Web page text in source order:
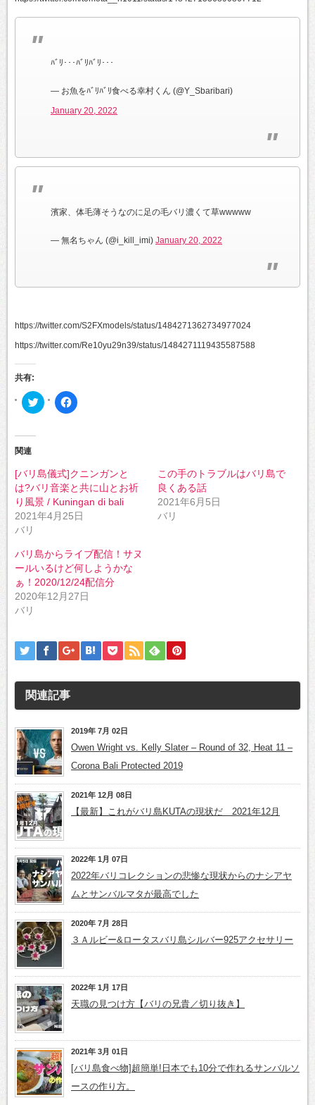
ﾊﾞﾘ･･･ﾊﾞﾘﾊﾞﾘ･･･
— お魚をﾊﾞﾘﾊﾞﾘ食べる幸村くん (@Y_Sbaribari)
January 20, 2022
濱家、体毛薄そうなのに足の毛バリ濃くて草wwwww
— 無名ちゃん (@i_kill_imi) January 20, 2022
https://twitter.com/S2FXmodels/status/1484271362734977024
https://twitter.com/Re10yu29n39/status/1484271119435587588
共有:
ク
リ
共
有
(新
し
い
ウ
ィ
で
開
き
ま
す)
Facebook
で
ク
リ
ッ
ク
し
て
く
(新
し
い
ウ
ィ
ン
ド
ま
す)
関連
[バリ島儀式]クニンガンと
は?バリ音楽と共に山とお祈
り風景 / Kuningan di bali
2021年4月25日
バリ
この手のトラブルはバリ島で
良くある話
2021年6月5日
バリ
バリ島からライブ配信！サヌ
ールいるけど何しようかな
ぁ！2020/12/24配信分
2020年12月27日
バリ
関連記事
2019年 7月 02日
Owen Wright vs. Kelly Slater – Round of 32, Heat 11 –
Corona Bali Protected 2019
2021年 12月 08日
【最新】これがバリ島KUTAの現状だ 2021年12月
2022年 1月 07日
2022年バリコレクションの悲惨な現状からのナシアヤ
ムとサンバルマタが最高でした
2020年 7月 28日
３Ａルビー&ロータスバリ島シルバー925アクセサリー
2022年 1月 17日
天職の見つけ方【バリの兄貴／切り抜き】
2021年 3月 01日
[バリ島食べ物]超簡単!日本でも10分で作れるサンバルソ
ースの作り方。